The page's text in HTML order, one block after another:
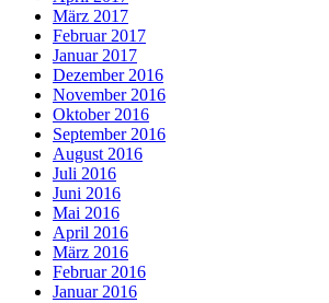
März 2017
Februar 2017
Januar 2017
Dezember 2016
November 2016
Oktober 2016
September 2016
August 2016
Juli 2016
Juni 2016
Mai 2016
April 2016
März 2016
Februar 2016
Januar 2016